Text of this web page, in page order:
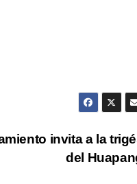
invita a la
del